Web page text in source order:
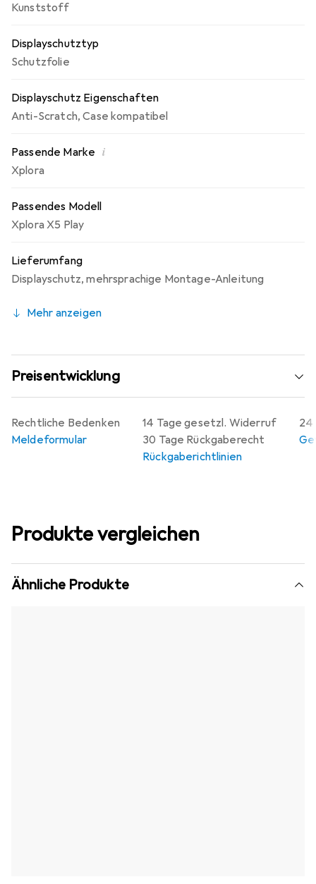
Kunststoff
Displayschutztyp
Schutzfolie
Displayschutz Eigenschaften
Anti-Scratch,Case kompatibel
Passende Marke i
Xplora
Passendes Modell
Xplora X5 Play
Lieferumfang
Displayschutz,mehrsprachige Montage-Anleitung
Mehr anzeigen
Preisentwicklung
14 Tage gesetzl. Widerruf
30 Tage Rückgaberecht
Rückgaberichtlinien
24
Rechtliche Bedenken
Meldeformular
Produkte vergleichen
Ähnliche Produkte